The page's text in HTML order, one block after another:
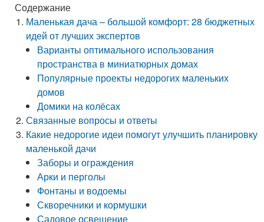
Содержание
Маленькая дача – большой комфорт: 28 бюджетных
идей от лучших экспертов
Варианты оптимального использования
пространства в миниатюрных домах
Популярные проекты недорогих маленьких
домов
Домики на колёсах
Связанные вопросы и ответы
Какие недорогие идеи помогут улучшить планировку
маленькой дачи
Заборы и ограждения
Арки и перголы
Фонтаны и водоемы
Скворечники и кормушки
Садовое освещение